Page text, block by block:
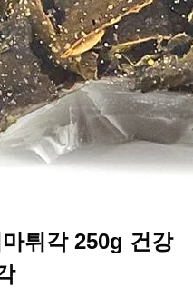
튀각 250g 건강